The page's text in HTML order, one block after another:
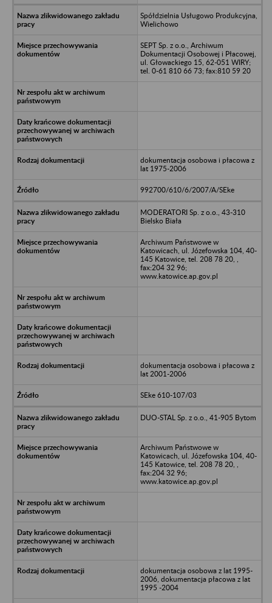
Spółdzielnia Usługowo Produkcyjna,
Wielichowo
SEPT Sp. z o.o., Archiwum
Dokumentacji Osobowej i Płacowej,
ul. Głowackiego 15, 62-051 WIRY;
tel. 0-61 810 66 73; fax:810 59 20
dokumentacja osobowa i płacowa z
lat 1975-2006
992700/610/6/2007/A/SEke
MODERATORI Sp. z o.o., 43-310
Bielsko Biała
Archiwum Państwowe w
Katowicach, ul. Józefowska 104, 40-
145 Katowice, tel. 208 78 20, ,
fax:204 32 96;
www.katowice.ap.gov.pl
dokumentacja osobowa i płacowa z
lat 2001-2006
SEke 610-107/03
DUO-STAL Sp. z o.o., 41-905 Bytom
Archiwum Państwowe w
Katowicach, ul. Józefowska 104, 40-
145 Katowice, tel. 208 78 20, ,
fax:204 32 96;
www.katowice.ap.gov.pl
dokumentacja osobowa z lat 1995-
2006, dokumentacja płacowa z lat
1995 -2004